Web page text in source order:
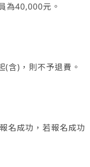
為40,000元。
含)，則不予退費。
名成功，若報名成功